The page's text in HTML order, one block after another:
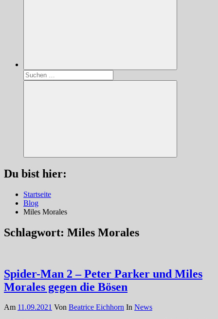
Suchen
nach:
Suchen
Du bist hier:
Startseite
Blog
Miles Morales
Schlagwort: Miles Morales
Spider-Man 2 – Peter Parker und Miles
Morales gegen die Bösen
Am 11.09.2021 Von Beatrice Eichhorn In News